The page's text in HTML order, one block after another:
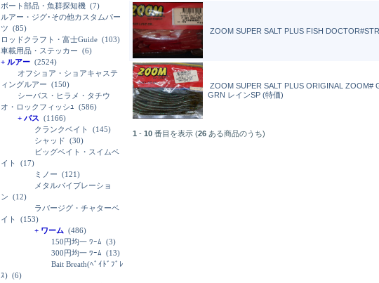
ボート部品・魚群探知機 (7)
ルアー・ジグ･その他カスタムパー
ツ (85)
ロッドクラフト・富士Guide (103)
車載用品・ステッカー (6)
+ ルアー (2524)
オフショア・ショアキャステ
ィングルアー (150)
シーバス・ヒラメ・タチウ
オ・ロックフィッシｭ (586)
+ バス (1166)
クランクベイト
(145)
シャッド (30)
ビッグベイト・スイムベ
イト
(17)
ミノー (121)
メタルバイブレーショ
ン (12)
ラバージグ・チャターベ
イト
(153)
+ ワーム (486)
150円均一 ﾜｰﾑ (3)
300円均一 ﾜｰﾑ (13)
Bait Breath(ﾍﾞｲﾄﾞﾌﾞﾚ
ｽ) (6)
ZOOM SUPER SALT PLUS FISH
ZOOM SUPER SALT PLUS ORIGINAL ZOOM#
GRN レインSP (特価)
1 - 10 番目を表示 (26 ある商品のうち)